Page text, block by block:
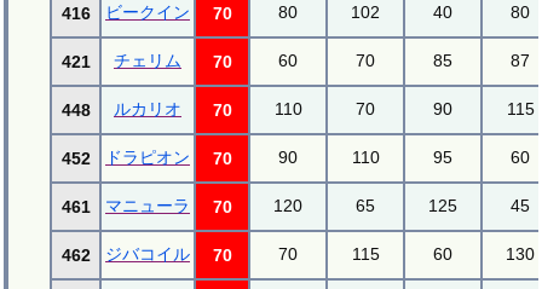
416 ビークイン 70 80 102 40 80
421 チェリム 70 60 70 85 87
448 ルカリオ 70 110 70 90 115
452 ドラピオン 70 90 110 95 60
461 マニューラ 70 120 65 125 45
462 ジバコイル 70 70 115 60 130